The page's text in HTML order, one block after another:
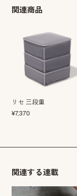
関連商品
リセ 三段重
¥7,370
関連する連載